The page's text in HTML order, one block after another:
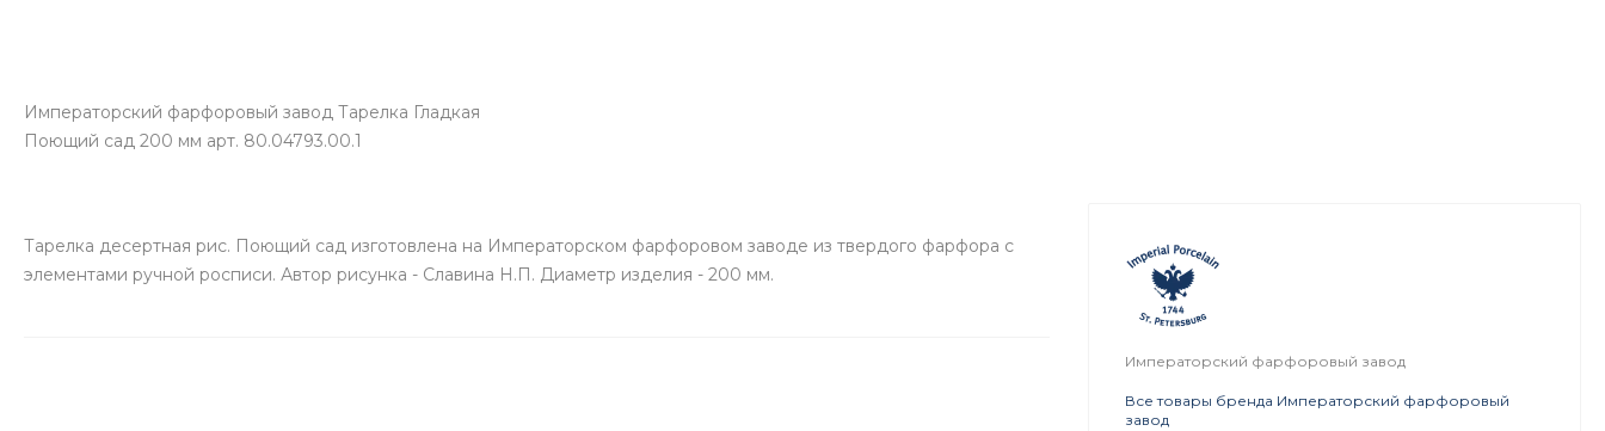
Императорский фарфоровый завод Тарелка Гладкая
Поющий сад 200 мм арт. 80.04793.00.1
Тарелка десертная рис. Поющий сад изготовлена на Императорском фарфоровом заводе из твердого фарфора с
элементами ручной росписи. Автор рисунка - Славина Н.П. Диаметр изделия - 200 мм.
Императорский фарфоровый завод
Все товары бренда Императорский фарфоровый
завод